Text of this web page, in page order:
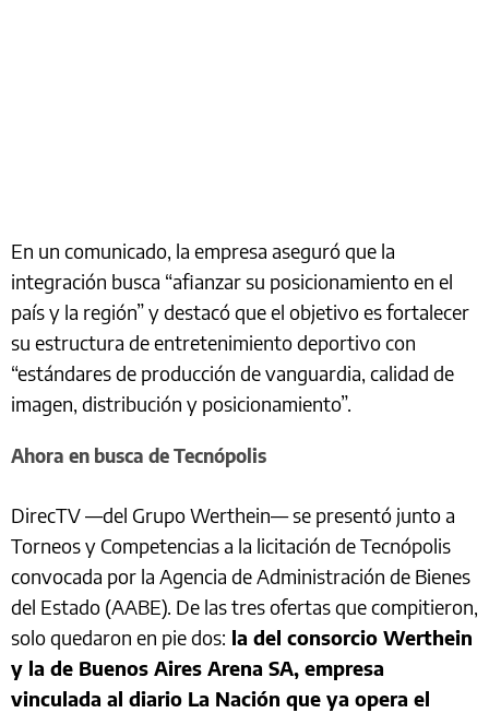
En un comunicado, la empresa aseguró que la
integración busca “afianzar su posicionamiento en el
país y la región” y destacó que el objetivo es fortalecer
su estructura de entretenimiento deportivo con
“estándares de producción de vanguardia, calidad de
imagen, distribución y posicionamiento”.
Ahora en busca de Tecnópolis
DirecTV —del Grupo Werthein— se presentó junto a
Torneos y Competencias a la licitación de Tecnópolis
convocada por la Agencia de Administración de Bienes
del Estado (AABE). De las tres ofertas que compitieron,
solo quedaron en pie dos: la del consorcio Werthein
y la de Buenos Aires Arena SA, empresa
vinculada al diario La Nación que ya opera el